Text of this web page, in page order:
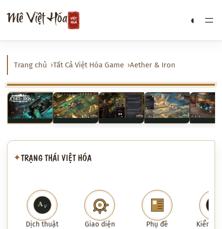
đến
nội
dung
Mê Việt Hóa ◐
Trang chủ Tất Cả Việt Hóa Game Aether & Iron
‹ ›
✦TRẠNG THÁI VIỆT HÓA
Dịch thuật Giao diện Phụ đề Kiểm